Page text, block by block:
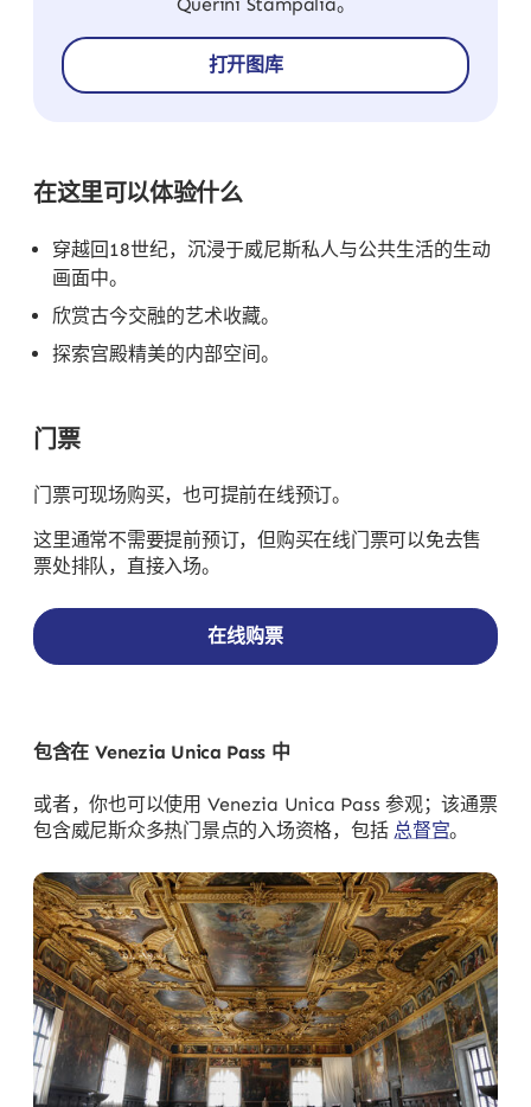
Querini Stampalia。
打开图库
在这里可以体验什么
穿越回18世纪，沉浸于威尼斯私人与公共生活的生动
画面中。
欣赏古今交融的艺术收藏。
探索宫殿精美的内部空间。
门票
门票可现场购买，也可提前在线预订。
这里通常不需要提前预订，但购买在线门票可以免去售
票处排队，直接入场。
在线购票
包含在 Venezia Unica Pass 中
或者，你也可以使用 Venezia Unica Pass 参观；该通票
包含威尼斯众多热门景点的入场资格，包括 总督宫。